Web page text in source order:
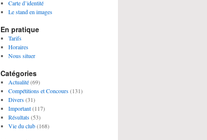
Carte d’identité
Le stand en images
En pratique
Tarifs
Horaires
Nous situer
Catégories
Actualité(69)
Compétitions et Concours(131)
Divers(31)
Important(117)
Résultats(53)
Vie du club(168)